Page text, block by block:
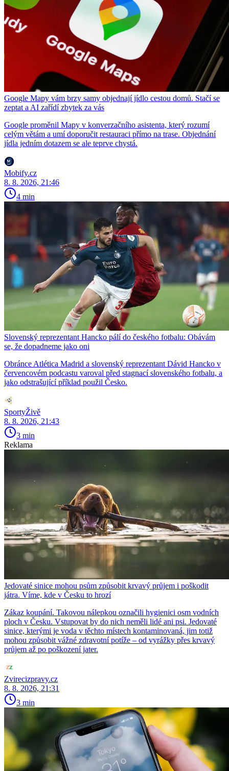
Google Mapy vám brzy samy objednají jídlo cestou domů. Stačí se
zeptat a AI zařídí zbytek za vás
Google proměnil Mapy v konverzačního asistenta, který rozumí
celým větám a umí doporučit restauraci přímo na trase. Objednání
jídla jedním dotazem se ale teprve chystá.
Mobify.cz
8. 8. 2026, 21:46
4 min
Slovenský reprezentant Hancko pálí do českého fotbalu: Obávám
se, že dopadneme jako oni
Obránce Atlética Madrid a slovenský reprezentant Dávid Hancko v
červencovém podcastu varoval před stagnací slovenského fotbalu, a
jako odstrašující příklad použil Česko.
SportyŽivě
8. 8. 2026, 21:43
3 min
Reklama
Jedovaté sinice mohou psům způsobit krvavý průjem i poškodit
játra. Víme, kde v Česku to hrozí
Zákaz koupání. Takovou nálepkou označili hygienici osm vodních
ploch v Česku. Vstupovat by do nich neměli lidé ani psi. Jedovaté
sinice, kterými je voda v těchto místech kontaminovaná, jim totiž
mohou způsobit vážné zdravotní potíže – od vyrážky přes krvavý
průjem až po poškození jater.
Zvirecizpravy.cz
8. 8. 2026, 21:31
3 min